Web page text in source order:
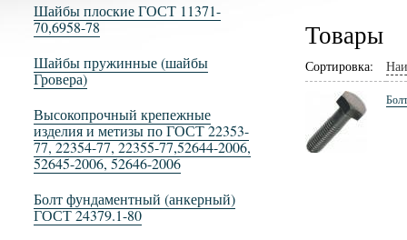
Шайбы плоские ГОСТ 11371-
70,6958-78
Шайбы пружинные (шайбы
Гровера)
Высокопрочный крепежные
изделия и метизы по ГОСТ 22353-
77, 22354-77, 22355-77,52644-2006,
52645-2006, 52646-2006
Болт фундаментный (анкерный)
ГОСТ 24379.1-80
Товары
Сортировка: